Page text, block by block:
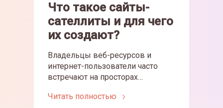
Что такое сайты-
сателлиты и для чего
их создают?
Владельцы веб-ресурсов и
интернет-пользователи часто
встречают на просторах
сайты-сателлиты. Но мало кто
Читать полностью